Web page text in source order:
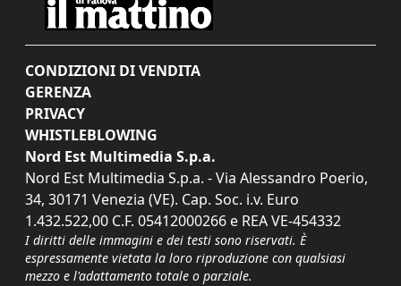
CONDIZIONI DI VENDITA
GERENZA
PRIVACY
WHISTLEBLOWING
Nord Est Multimedia S.p.a.
Nord Est Multimedia S.p.a. - Via Alessandro Poerio,
34, 30171 Venezia (VE). Cap. Soc. i.v. Euro
1.432.522,00 C.F. 05412000266 e REA VE-454332
I diritti delle immagini e dei testi sono riservati. È
espressamente vietata la loro riproduzione con qualsiasi
mezzo e l'adattamento totale o parziale.